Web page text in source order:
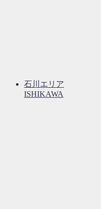
石川エリア
ISHIKAWA